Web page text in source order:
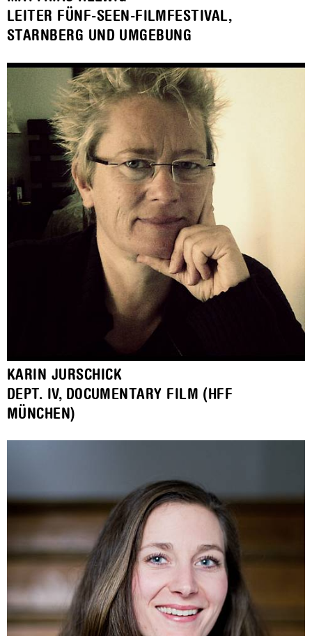
LEITER FÜNF-SEEN-FILMFESTIVAL,
STARNBERG UND UMGEBUNG
KARIN JURSCHICK
DEPT. IV, DOCUMENTARY FILM (HFF
MÜNCHEN)